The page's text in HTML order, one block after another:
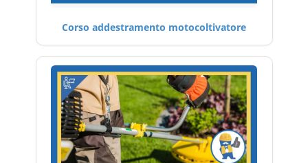
Corso addestramento motocoltivatore